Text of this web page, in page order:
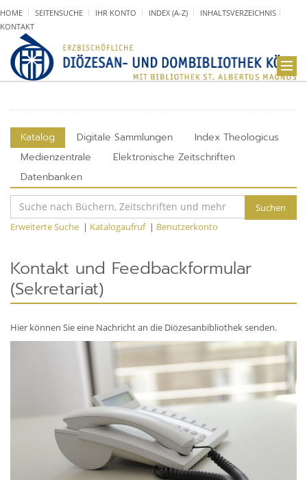
HOME SEITENSUCHE IHR KONTO INDEX (A-Z)
INHALTSVERZEICHNIS
KONTAKT
Katalog Digitale Sammlungen
Index Theologicus
Medienzentrale
Elektronische Zeitschriften
Datenbanken
Suchen
Erweiterte Suche | Katalogaufruf | Benutzerkonto
Kontakt und Feedbackformular
(Sekretariat)
Hier können Sie eine Nachricht an die Diözesanbibliothek senden.